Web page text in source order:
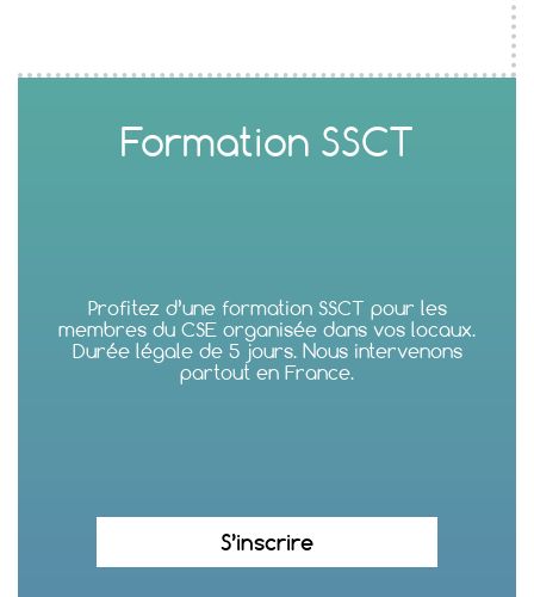
Formation SSCT
Profitez d’une formation SSCT pour les
membres du CSE organisée dans vos locaux.
Durée légale de 5 jours. Nous intervenons
partout en France.
S’inscrire